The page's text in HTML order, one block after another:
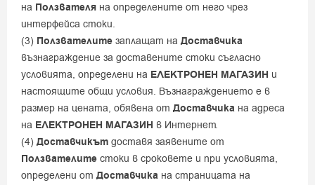
на Ползвателя на определените от него чрез
интерфейса стоки.
(3) Ползвателите заплащат на Доставчика
възнаграждение за доставените стоки съгласно
условията, определени на ЕЛЕКТРОНЕН МАГАЗИН и
настоящите общи условия. Възнаграждението е в
размер на цената, обявена от Доставчика на адреса
на ЕЛЕКТРОНЕН МАГАЗИН в Интернет.
(4) Доставчикът доставя заявените от
Ползвателите стоки в сроковете и при условията,
определени от Доставчика на страницата на